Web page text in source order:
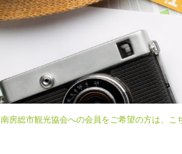
南房総市観光協会への会員をご希望の方は、こ